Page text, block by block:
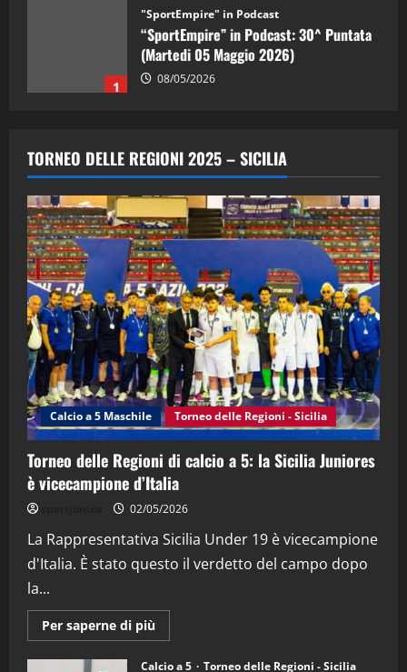
1
"SportEmpire" in Podcast
“SportEmpire” in Podcast: 30^ Puntata
(Martedi 05 Maggio 2026)
08/05/2026
2
“SportEmpire” in Podcast: 29^ Puntata
(Martedi 28 Aprile 2026)
3
"SportEmpire" in Podcast
“SportEmpire” in Podcast: 28^ Puntata
(Martedi 21 Aprile 2026)
21/04/2026
4
"SportEmpire" in Podcast Sport News
“SportEmpire” in Podcast: 27^ Puntata
(Martedi 14 Aprile 2026)
15/04/2026
"SportEmpire" in Podcast
“SportEmpire” in Podcast: 26^ Puntata
08/04/2026
TORNEO DELLE REGIONI 2025 – SICILIA
Calcio a 5 Maschile Torneo delle Regioni - Sicilia
Torneo delle Regioni di calcio a 5: la Sicilia Juniores
è vicecampione d’Italia
02/05/2026
La Rappresentativa Sicilia Under 19 è vicecampione
d'Italia. È stato questo il verdetto del campo dopo
la...
Per saperne di più
informazioni
Torneo
Calcio a 5 Torneo delle Regioni - Sicilia